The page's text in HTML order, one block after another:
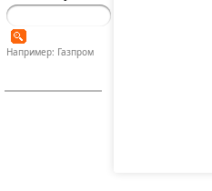
Например: Газпром